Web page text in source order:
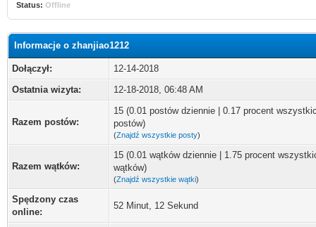
Status: Offline
Informacje o zhanjiao1212
Dołączył:
12-14-2018
Ostatnia wizyta:
12-18-2018, 06:48 AM
Razem postów:
15 (0.01 postów dziennie | 0.17 procent
postów)
(Znajdź wszystkie posty)
Razem wątków:
15 (0.01 wątków dziennie | 1.75 procent
wątków)
(Znajdź wszystkie wątki)
Spędzony czas
online:
52 Minut, 12 Sekund